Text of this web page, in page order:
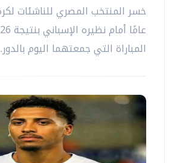
المباراة التي جمعتهما اليوم